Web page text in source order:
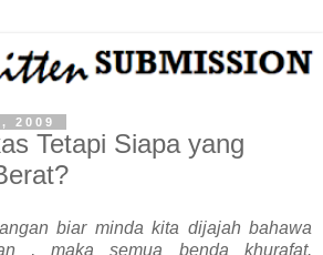
2009
Tetapi Siapa yang
biar minda kita dijajah bahawa
, maka semua benda khurafat.